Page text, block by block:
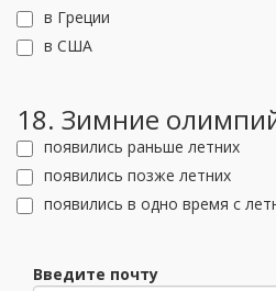
в Греции
в США
18. Зимние
появились раньше летних
появились позже летних
появились в одно время с
Введите почту